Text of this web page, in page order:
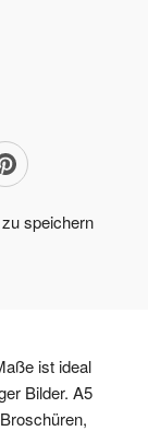
speichern
ist ideal
Bilder. A5